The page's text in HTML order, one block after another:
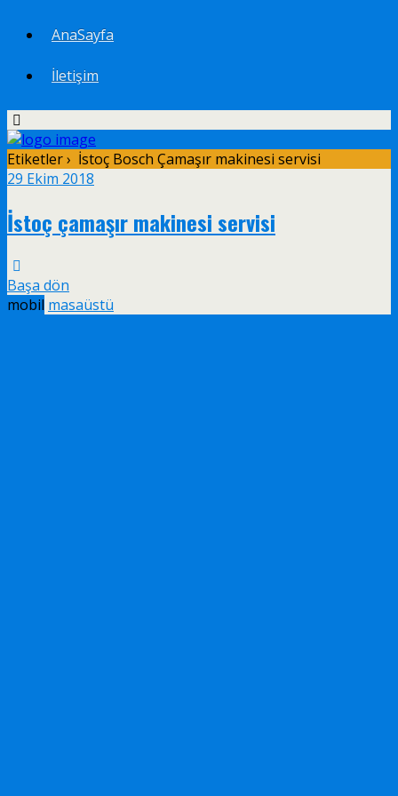
AnaSayfa
İletişim
Etiketler › İstoç Bosch Çamaşır makinesi servisi
29 Ekim 2018
İstoç çamaşır makinesi servisi
Başa dön
mobil masaüstü